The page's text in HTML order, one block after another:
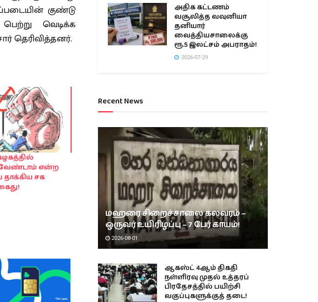
குண்டு
வெடிக்க
தெரிவித்தனர்.
வேண்டாம் என்ற
சக
அதிக கட்டணம்
வசூலித்த வவுனியா
தனியார்
வைத்தியசாலைக்கு
ரூ.5 இலட்சம் அபராதம்!
2026-07-29
Recent News
மஹரை சிறைச்சாலை கலவரம் –
ஒருவர் உயிரிழப்பு – 7 பேர் காயம்!
2026-08-01
ஆகஸ்ட் 4ஆம் திகதி
நள்ளிரவு முதல் உத்தரப்
பிரதேசத்தில் பயிற்சி
வகுப்புகளுக்குத் தடை!